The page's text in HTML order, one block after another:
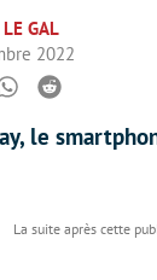
GAL
2022
Whatsapp
Reddit
le